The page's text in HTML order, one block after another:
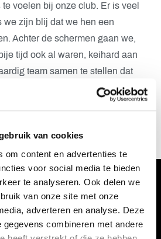
van cookies
om content en advertenties te
voor social media te bieden
te analyseren. Ook delen we
van onze site met onze
adverteren en analyse. Deze
gegevens combineren met andere
voelen bij onze club. Er is veel
we zijn blij dat we hen een
Achter de schermen gaan we,
tijd ook al waren, keihard aan
team samen te stellen dat
strijd om de bovenste zes
Eredivisie.”